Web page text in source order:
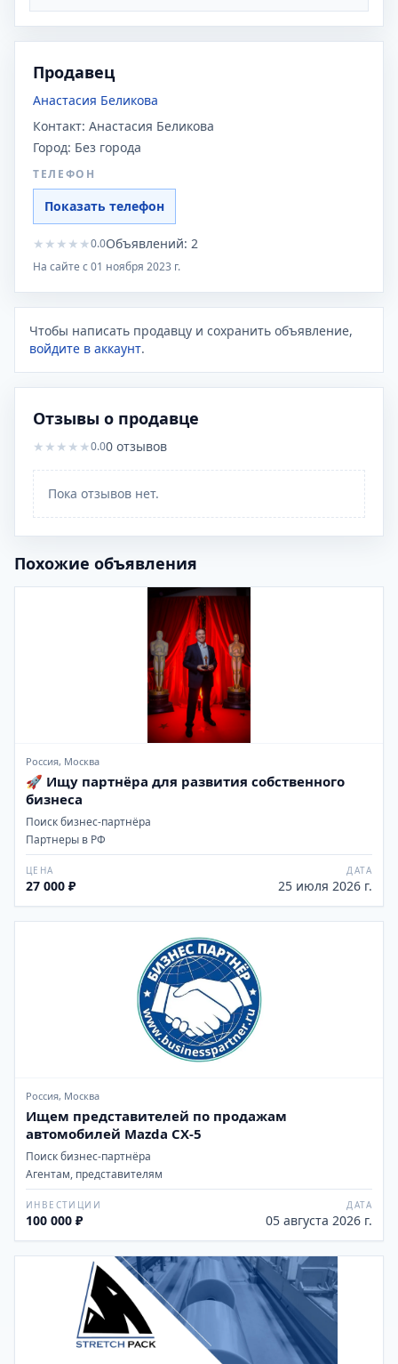
Продавец
Анастасия Беликова
Контакт: Анастасия Беликова
Город: Без города
ТЕЛЕФОН
Показать телефон
★ ★ ★ ★ ★0.0Объявлений: 2
На сайте с01 ноября 2023 г.
Чтобы написать продавцу и сохранить объявление,
войдите в аккаунт.
Отзывы о продавце
★ ★ ★ ★ ★0.00 отзывов
Пока отзывов нет.
Похожие объявления
Россия, Москва
🚀 Ищу партнёра для развития собственного
бизнеса
Поиск бизнес-партнёра
Партнеры в РФ
ЦЕНА
27 000 ₽
ДАТА
25 июля 2026 г.
Россия, Москва
Ищем представителей по продажам
автомобилей Mazda CX-5
Поиск бизнес-партнёра
Агентам, представителям
ИНВЕСТИЦИИ
100 000 ₽
ДАТА
05 августа 2026 г.